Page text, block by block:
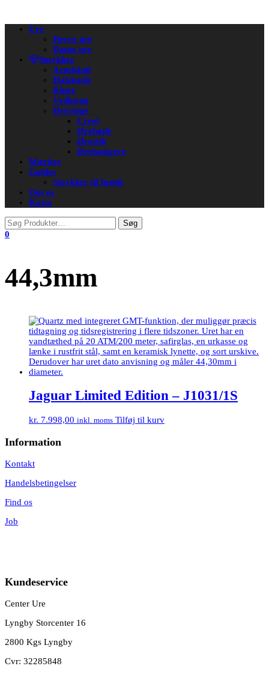
navigation
Ure
Herre ure
Dame ure
Smykker
Armbånd
Halskæde
Ringe
Vedhæng
Øreringe
Creol
Ørebøjle
Ørestik
Ørehængere
Mærker
Guides
Smykker til hende
Om os
Kasse
0
44,3mm
Jaguar Limited Edition – J1031/1S
kr. 7.998,00 inkl. moms Tilføj til kurv
Information
Kontakt
Handelsbetingelser
Find os
Job
Kundeservice
Center Ure
Lyngby Storcenter 16
2800 Kgs Lyngby
Cvr: 32285848